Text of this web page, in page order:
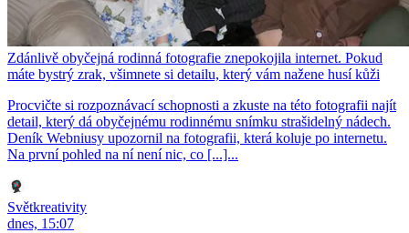
Zdánlivě obyčejná rodinná fotografie znepokojila internet. Pokud
máte bystrý zrak, všimnete si detailu, který vám nažene husí kůži
Procvičte si rozpoznávací schopnosti a zkuste na této fotografii najít
detail, který dá obyčejnému rodinnému snímku strašidelný nádech.
Deník Webniusy upozornil na fotografii, která koluje po internetu.
Na první pohled na ní není nic, co [...]...
Světkreativity
dnes, 15:07